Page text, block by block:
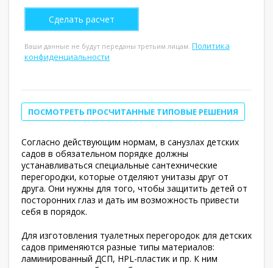
Ваши данные не будут переданы третьим лицам. Политика
конфиденциальности
ПОСМОТРЕТЬ ПРОСЧИТАННЫЕ ТИПОВЫЕ РЕШЕНИЯ
Согласно действующим нормам, в санузлах детских
садов в обязательном порядке должны
устанавливаться специальные сантехнические
перегородки, которые отделяют унитазы друг от
друга. Они нужны для того, чтобы защитить детей от
посторонних глаз и дать им возможность привести
себя в порядок.
Для изготовления туалетных перегородок для детских
садов применяются разные типы материалов:
ламинированный ДСП, HPL-пластик и пр. К ним